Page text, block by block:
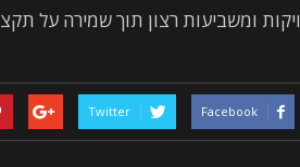
ומשביעות רצון תוך שמירה על
Facebook
Twitter